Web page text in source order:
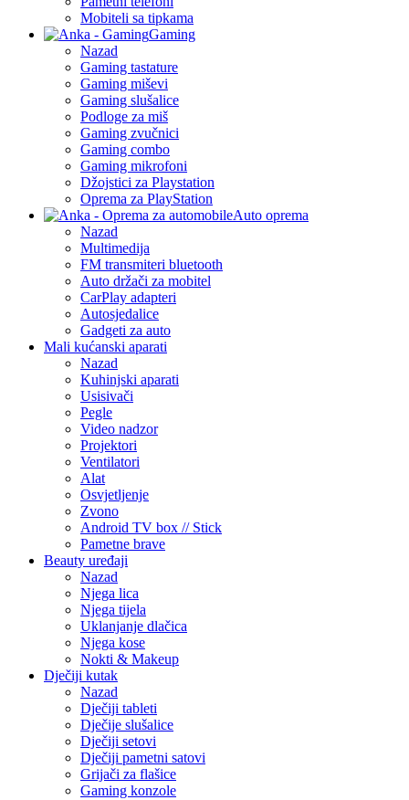
Mobiteli sa tipkama
Gaming
Nazad
Gaming tastature
Gaming miševi
Gaming slušalice
Podloge za miš
Gaming zvučnici
Gaming combo
Gaming mikrofoni
Džojstici za Playstation
Oprema za PlayStation
Auto oprema
Nazad
Multimedija
FM transmiteri bluetooth
Auto držači za mobitel
CarPlay adapteri
Autosjedalice
Gadgeti za auto
Mali kućanski aparati
Nazad
Kuhinjski aparati
Usisivači
Pegle
Video nadzor
Projektori
Ventilatori
Alat
Osvjetljenje
Zvono
Android TV box // Stick
Pametne brave
Beauty uređaji
Nazad
Njega lica
Njega tijela
Uklanjanje dlačica
Njega kose
Nokti & Makeup
Dječiji kutak
Nazad
Dječiji tableti
Dječije slušalice
Dječiji setovi
Dječiji pametni satovi
Grijači za flašice
Gaming konzole